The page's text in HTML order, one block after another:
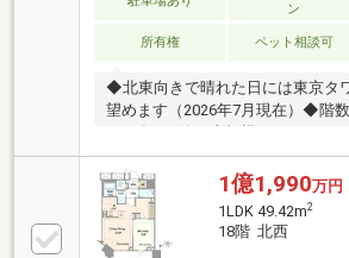
ン
所有権 ペット相談可
◆北東向きで晴れた日には東京タ
望めます（2026年7月現在）◆階数
ジデンス株式会社 他4社旧分譲】
越公園」駅 徒歩1分東急池上線
歩8分都営浅草線「中延」駅 徒歩
湘南新宿ライン「西大井」駅 徒
■1階部分：フロントガーデン■3階
1億1,990万円
1LDK 49.42m2
18階 北西